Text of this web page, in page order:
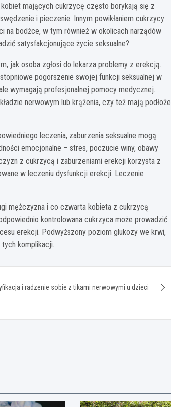
mających cukrzycę często borykają się z
i pieczenie. Innym powikłaniem cukrzycy
na bodźce, w tym również w okolicach narządów
satysfakcjonujące życie seksualne?
jak osoba zgłosi do lekarza problemy z erekcją.
pogorszenie swojej funkcji seksualnej w
wymagają profesjonalnej pomocy medycznej.
nerwowym lub krążenia, czy też mają podłoże
leczenia, zaburzenia seksualne mogą
emocjonalne – stres, poczucie winy, obawy
z cukrzycą i zaburzeniami erekcji korzysta z
w leczeniu dysfunkcji erekcji. Leczenie
mężczyzna i co czwarta kobieta z cukrzycą
kontrolowana cukrzyca może prowadzić
erekcji. Podwyższony poziom glukozy we krwi,
komplikacji.
i radzenie sobie z tikami nerwowymi u dzieci